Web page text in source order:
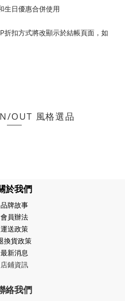
生日優惠合併使用
扣方式將改顯示於結帳頁面，如
OUT 風格選品
於我們
品牌故事
會員辦法
運送政策
換貨政策
最新消息
店鋪資訊
絡我們